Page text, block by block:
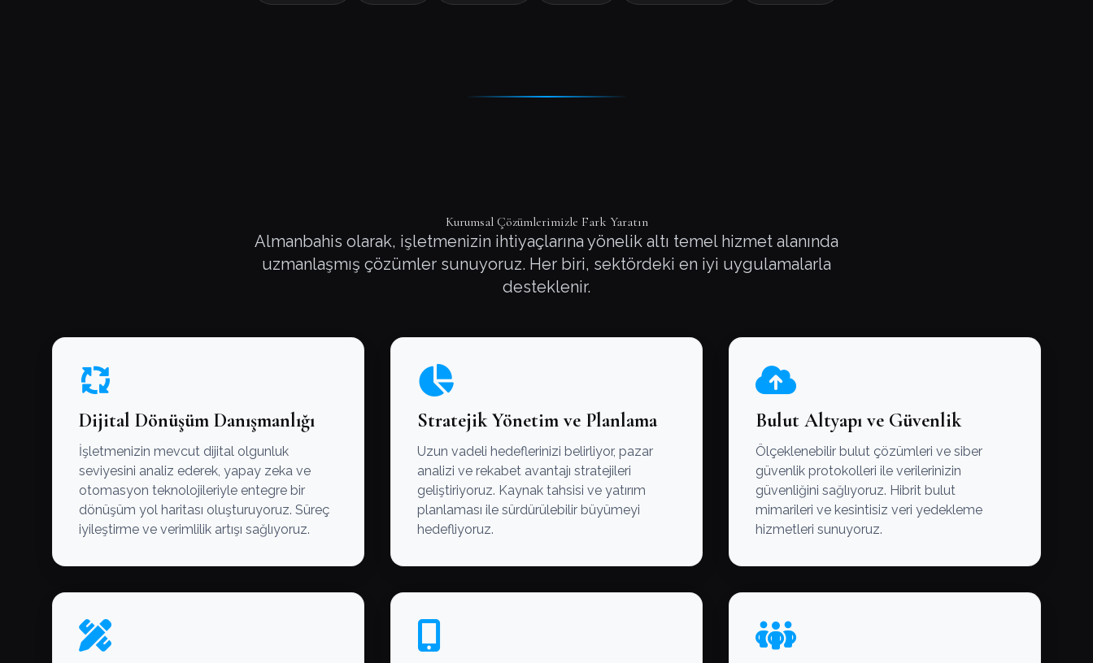
Kurumsal Çözümlerimizle Fark Yaratın
Almanbahis olarak, işletmenizin ihtiyaçlarına yönelik altı temel hizmet alanında
uzmanlaşmış çözümler sunuyoruz. Her biri, sektördeki en iyi uygulamalarla
desteklenir.
Dijital Dönüşüm Danışmanlığı
İşletmenizin mevcut dijital olgunluk
seviyesini analiz ederek, yapay zeka ve
otomasyon teknolojileriyle entegre bir
dönüşüm yol haritası oluşturuyoruz. Süreç
iyileştirme ve verimlilik artışı sağlıyoruz.
Stratejik Yönetim ve Planlama
Uzun vadeli hedeflerinizi belirliyor, pazar
analizi ve rekabet avantajı stratejileri
geliştiriyoruz. Kaynak tahsisi ve yatırım
planlaması ile sürdürülebilir büyümeyi
hedefliyoruz.
Bulut Altyapı ve Güvenlik
Ölçeklenebilir bulut çözümleri ve siber
güvenlik protokolleri ile verilerinizin
güvenliğini sağlıyoruz. Hibrit bulut
mimarileri ve kesintisiz veri yedekleme
hizmetleri sunuyoruz.